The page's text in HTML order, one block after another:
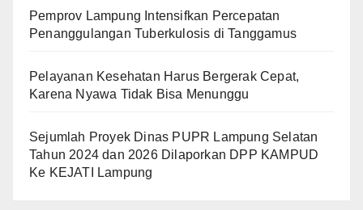
Pemprov Lampung Intensifkan Percepatan
Penanggulangan Tuberkulosis di Tanggamus
Pelayanan Kesehatan Harus Bergerak Cepat,
Karena Nyawa Tidak Bisa Menunggu
Sejumlah Proyek Dinas PUPR Lampung Selatan
Tahun 2024 dan 2026 Dilaporkan DPP KAMPUD
Ke KEJATI Lampung